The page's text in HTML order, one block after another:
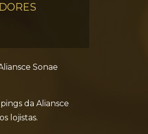
Sonae
da Aliansce
lojistas.